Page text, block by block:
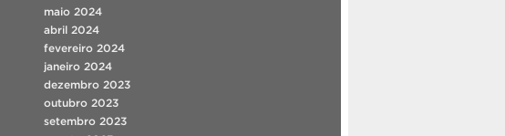
maio 2024
abril 2024
fevereiro 2024
janeiro 2024
dezembro 2023
outubro 2023
setembro 2023